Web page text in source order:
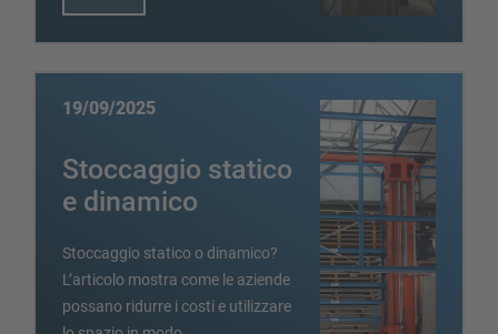
19/09/2025
Stoccaggio statico
e dinamico
Stoccaggio statico o dinamico?
L’articolo mostra come le aziende
possano ridurre i costi e utilizzare